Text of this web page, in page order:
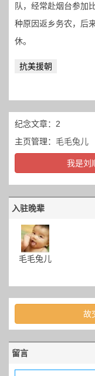
队，经常赴烟台参加
种原因返乡务农，后
休。
抗美援朝
纪念文章：2
主页管理： 毛毛兔儿
我是刘
入驻晚辈
毛毛兔儿
故
留言